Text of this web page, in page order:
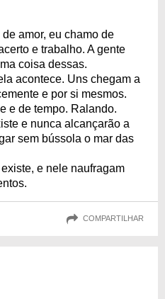
amor, eu chamo de
e trabalho. A gente
coisa dessas.
acontece. Uns chegam a
e por si mesmos.
e de tempo. Ralando.
e nunca alcançarão a
sem bússola o mar das
e nele naufragam
COMPARTILHAR